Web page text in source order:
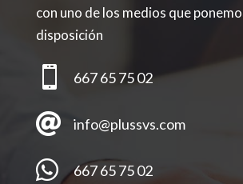
con uno de los medios que
disposición
 667 65 75 02
 info@plussvs.com
 667 65 75 02